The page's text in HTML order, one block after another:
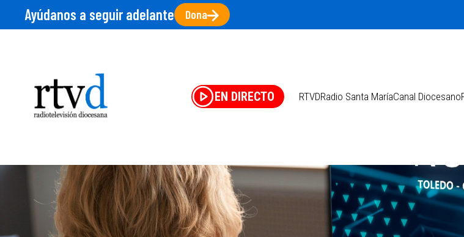
Ayúdanos a seguir adelante Dona
EN DIRECTO RTVDRadio Santa MaríaCanal Diocesano